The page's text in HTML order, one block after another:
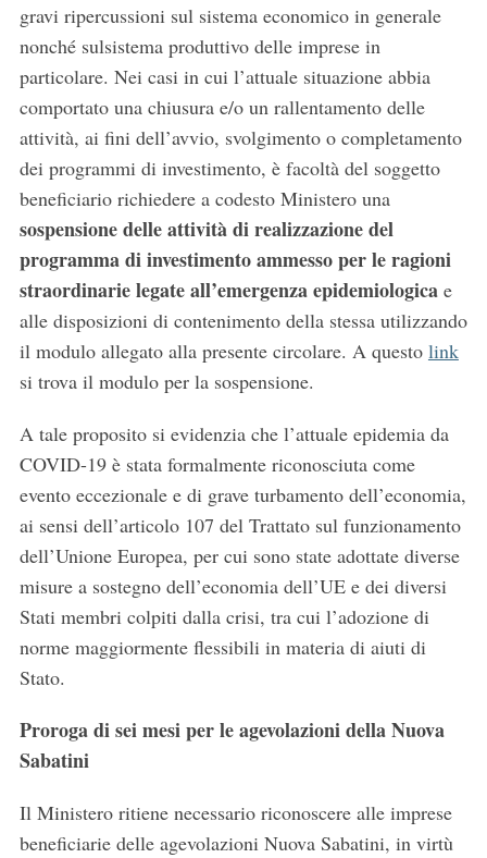
gravi ripercussioni sul sistema economico in generale
nonché sulsistema produttivo delle imprese in
particolare. Nei casi in cui l’attuale situazione abbia
comportato una chiusura e/o un rallentamento delle
attività, ai fini dell’avvio, svolgimento o completamento
dei programmi di investimento, è facoltà del soggetto
beneficiario richiedere a codesto Ministero una
sospensione delle attività di realizzazione del
programma di investimento ammesso per le ragioni
straordinarie legate all’emergenza epidemiologicae
alle disposizioni di contenimento della stessa utilizzando
il modulo allegato alla presente circolare. A questo link
si trova il modulo per la sospensione.
A tale proposito si evidenzia che l’attuale epidemia da
COVID-19 è stata formalmente riconosciuta come
evento eccezionale e di grave turbamento dell’economia,
ai sensi dell’articolo 107 del Trattato sul funzionamento
dell’Unione Europea, per cui sono state adottate diverse
misure a sostegno dell’economia dell’UE e dei diversi
Stati membri colpiti dalla crisi, tra cui l’adozione di
norme maggiormente flessibili in materia di aiuti di
Stato.
Proroga di sei mesi per le agevolazioni della Nuova
Sabatini
Il Ministero ritiene necessario riconoscere alle imprese
beneficiarie delle agevolazioni Nuova Sabatini, in virtù